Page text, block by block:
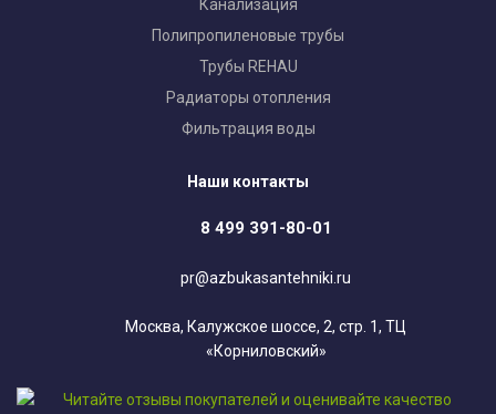
Канализация
Полипропиленовые трубы
Трубы REHAU
Радиаторы отопления
Фильтрация воды
Наши контакты
8 499 391-80-01
pr@azbukasantehniki.ru
Москва, Калужское шоссе, 2, стр. 1, ТЦ
«Корниловский»